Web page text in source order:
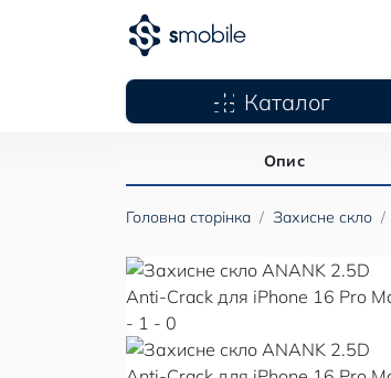
Каталог
Головна сторінка Захисне скло
Опис